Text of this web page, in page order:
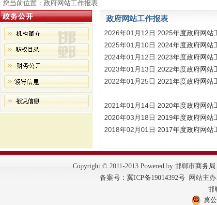
您当前位置：政府网站工作报表
政府网站工作报表
2026年01月12日 2025年度政府网站
2025年01月10日 2024年度政府网站
2024年01月12日 2023年度政府网站
2023年01月13日 2022年度政府网站
2022年01月25日 2021年度政府网站
2021年01月14日 2020年度政府网站
2020年03月18日 2019年度政府网站
2018年02月01日 2017年度政府网站
Copyright © 2011-2013 Powered by 邯郸市商务
备案号： 冀ICP备19014392号网站主办
邯
冀